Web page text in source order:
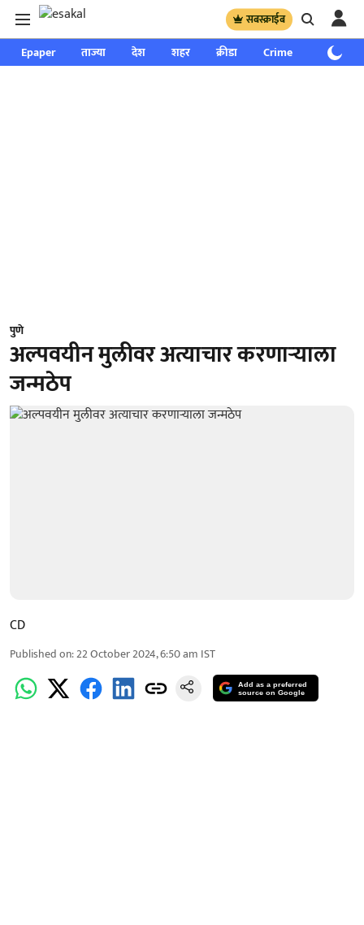
सबस्क्राईब
Epaper ताज्या देश शहर क्रीडा Crime साप्ताहिक
पुणे
अल्पवयीन मुलीवर अत्याचार करणाऱ्याला
जन्मठेप
CD
Published on:22 October 2024, 6:50 am IST
Add as a preferred
source on Google